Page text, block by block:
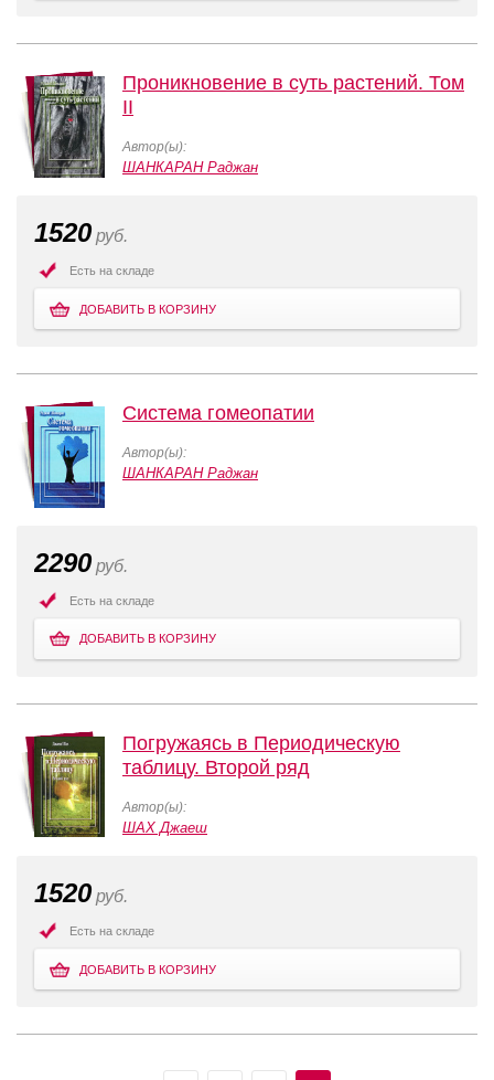
Проникновение в суть растений. Том
II
Автор(ы):
ШАНКАРАН Раджан
1520 руб.
Есть на складе
ДОБАВИТЬ В КОРЗИНУ
Система гомеопатии
Автор(ы):
ШАНКАРАН Раджан
2290 руб.
Есть на складе
ДОБАВИТЬ В КОРЗИНУ
Погружаясь в Периодическую
таблицу. Второй ряд
Автор(ы):
ШАХ Джаеш
1520 руб.
Есть на складе
ДОБАВИТЬ В КОРЗИНУ